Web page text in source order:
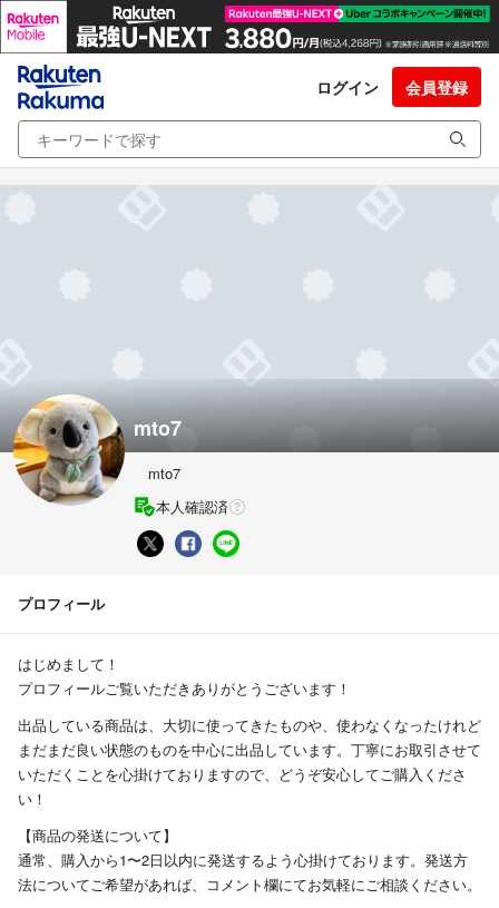
ログイン 会員登録
mto7
mto7
本人確認済
プロフィール
はじめまして！
プロフィールご覧いただきありがとうございます！
出品している商品は、大切に使ってきたものや、使わなくなったけれど
まだまだ良い状態のものを中心に出品しています。丁寧にお取引させて
いただくことを心掛けておりますので、どうぞ安心してご購入くださ
い！
【商品の発送について】
通常、購入から1〜2日以内に発送するよう心掛けております。発送方
法についてご希望があれば、コメント欄にてお気軽にご相談ください。